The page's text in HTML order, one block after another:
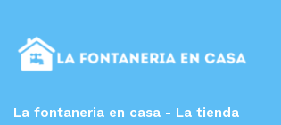
La fontaneria en casa - La tienda